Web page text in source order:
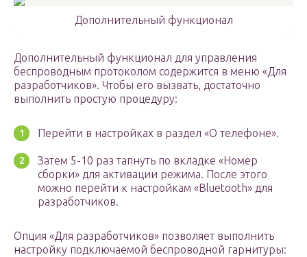
Дополнительный функционал
Дополнительный функционал для управления
беспроводным протоколом содержится в меню «Для
разработчиков». Чтобы его вызвать, достаточно
выполнить простую процедуру:
Перейти в настройках в раздел «О телефоне».
Затем 5-10 раз тапнуть по вкладке «Номер
сборки» для активации режима. После этого
можно перейти к настройкам «Bluetooth» для
разработчиков.
Опция «Для разработчиков» позволяет выполнить
настройку подключаемой беспроводной гарнитуры: